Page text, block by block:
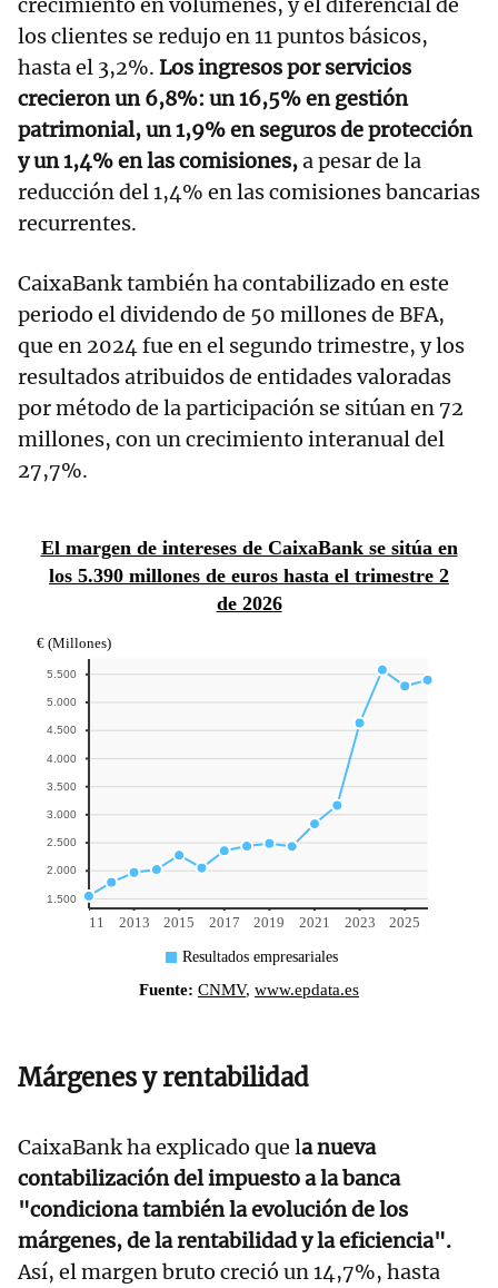
los clientes se redujo en 11 puntos básicos,
hasta el 3,2%. Los ingresos por servicios
crecieron un 6,8%: un 16,5% en gestión
patrimonial, un 1,9% en seguros de protección
y un 1,4% en las comisiones,a pesar de la
reducción del 1,4% en las comisiones bancarias
recurrentes.
CaixaBank también ha contabilizado en este
periodo el dividendo de 50 millones de BFA,
que en 2024 fue en el segundo trimestre, y los
resultados atribuidos de entidades valoradas
por método de la participación se sitúan en 72
millones, con un crecimiento interanual del
27,7%.
Márgenes y rentabilidad
CaixaBank ha explicado que la nueva
contabilización del impuesto a la banca
"condiciona también la evolución de los
márgenes, de la rentabilidad y la eficiencia".
Así, el margen bruto creció un 14,7%, hasta